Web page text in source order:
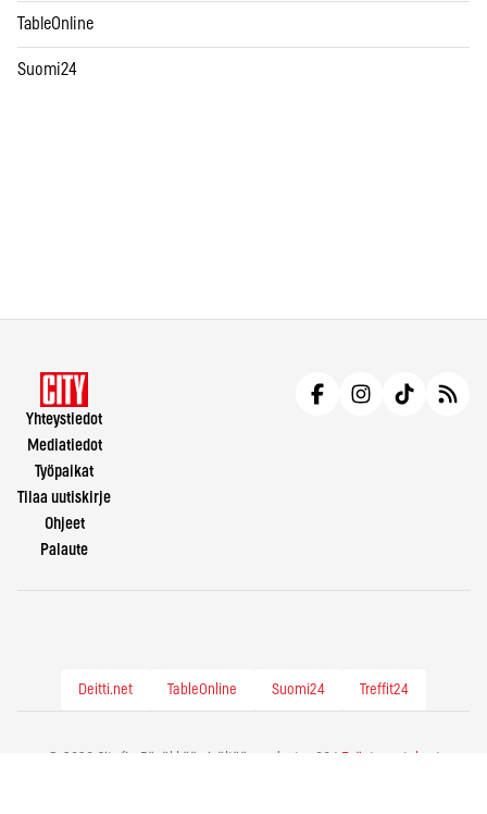
TableOnline
Suomi24
Yhteystiedot
Mediatiedot
Työpaikat
Tilaa uutiskirje
Ohjeet
Palaute
Deitti.net TableOnline Suomi24 Treffit24